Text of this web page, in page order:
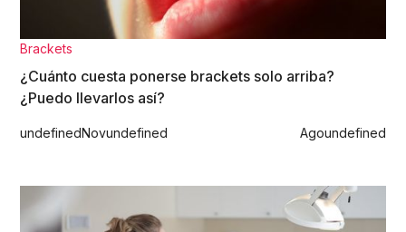
Brackets
¿Cuánto cuesta ponerse brackets solo arriba?
¿Puedo llevarlos así?
undefinedNovundefined Agoundefined